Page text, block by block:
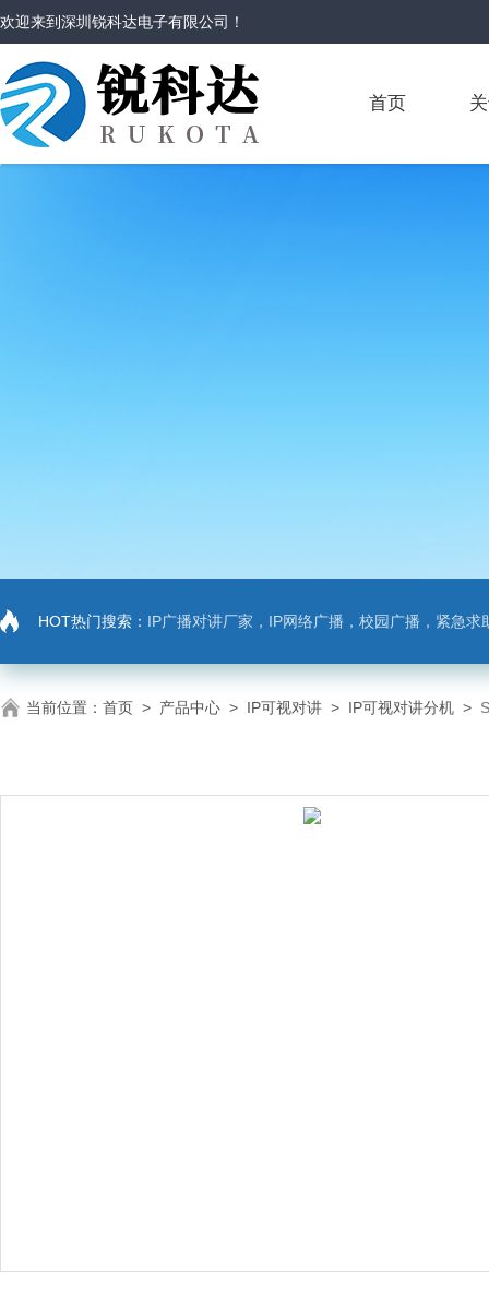
欢迎来到深圳锐科达电子有限公司 ！
首页
HOT热门搜索： IP广播对讲厂家，IP网络广播，校园广播，紧急求助，IP广播对讲系
当前位置： 首页 > 产品中心 > IP可视对讲 > IP可视对讲分机 >